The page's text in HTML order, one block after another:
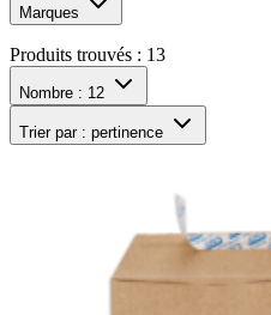
Marques
Produits trouvés : 13
Nombre : 12
Trier par : pertinence